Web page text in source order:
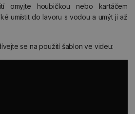
omyjte houbičkou nebo kartáčem
umístit do lavoru s vodou a umýt ji až
se na použití šablon ve videu: